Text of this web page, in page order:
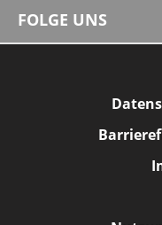
FOLGE UNS